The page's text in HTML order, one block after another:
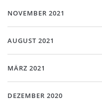
NOVEMBER 2021
AUGUST 2021
MÄRZ 2021
DEZEMBER 2020